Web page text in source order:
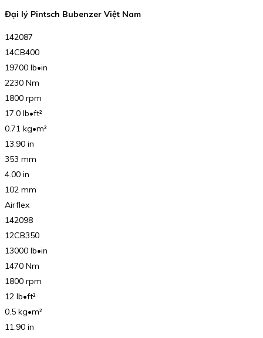
Đại lý Pintsch Bubenzer Việt Nam
142087
14CB400
19700 lb•in
2230 Nm
1800 rpm
17.0 lb•ft²
0.71 kg•m²
13.90 in
353 mm
4.00 in
102 mm
Airflex
142098
12CB350
13000 lb•in
1470 Nm
1800 rpm
12 lb•ft²
0.5 kg•m²
11.90 in